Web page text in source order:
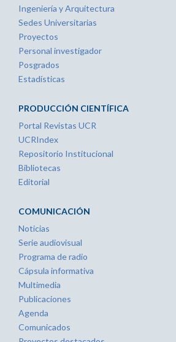
Ingeniería y Arquitectura
Sedes Universitarias
Proyectos
Personal investigador
Posgrados
Estadísticas
PRODUCCIÓN CIENTÍFICA
Portal Revistas UCR
UCRIndex
Repositorio Institucional
Bibliotecas
Editorial
COMUNICACIÓN
Noticias
Serie audiovisual
Programa de radio
Cápsula informativa
Multimedia
Publicaciones
Agenda
Comunicados